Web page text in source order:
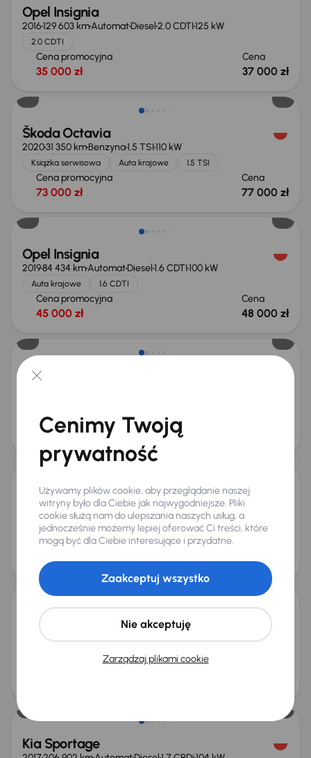
Opel Insignia
2016129 603 kmAutomatDiesel2.0 CDTI125 kW
2.0 CDTI
Cena promocyjna
35 000 zł
Cena
37 000 zł
Škoda Octavia
202031 350 kmBenzyna1.5 TSI110 kW
Książka serwisowa Auta krajowe 1.5 TSI
Cena promocyjna
73 000 zł
Cena
77 000 zł
Opel Insignia
201984 434 kmAutomatDiesel1.6 CDTI100 kW
Auta krajowe 1.6 CDTI
Cena promocyjna
45 000 zł
Cena
48 000 zł
Škoda Octavia
Cena promocyjna
38 000 zł
Możliwość odliczenia VAT
Audi A4
2018244 038 km AutomatDiesel2.0 TDI110 kW
2.0 TDI
Cena promocyjna
53 000 zł 56 000 zł
Škoda Octavia
2020177 895 km
Cena promocyjna
Kia Sportage
Cenimy Twoją
prywatność
Używamy plików cookie, aby przeglądanie naszej
witryny było dla Ciebie jak najwygodniejsze. Pliki
cookie służą nam do ulepszania naszych usług, a
jednocześnie możemy lepiej oferować Ci treści, które
mogą być dla Ciebie interesujące i przydatne.
Zarządzaj plikami cookie
Nie akceptuję
Zaakceptuj wszystko